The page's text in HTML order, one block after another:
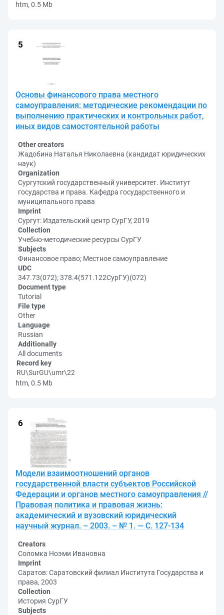
htm, 0.5 Mb
Основы финансового права местного
самоуправления: методические рекомендации по
выполнению практических и контрольных работ,
иных видов самостоятельной работы
Other creators
Жадобина Наталья Николаевна (кандидат юридических
наук)
Organization
Сургутский государственный университет. Институт
государства и права. Кафедра государственного и
муниципального права
Imprint
Сургут: Издательский центр СурГУ, 2019
Collection
Учебно-методические ресурсы СурГУ
Subjects
Финансовое право; Местное самоуправление
UDC
347.73(072); 378.4(571.122СурГУ)(072)
Document type
Tutorial
File type
Other
Language
Russian
Additionally
All documents
Record key
RU\SurGU\umr\22
htm, 0.5 Mb
Модели взаимоотношений органов
государственной власти субъектов Российской
Федерации и органов местного самоуправления //
Правовая политика и правовая жизнь:
академический и вузовский юридический
научный журнал. – 2003. – № 1. — С. 127-134
Creators
Соломка Ноэми Ивановна
Imprint
Саратов: Саратовский филиал Института Государства и
права, 2003
Collection
История СурГУ
Subjects